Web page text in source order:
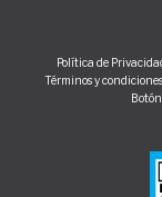
Política de
Términos y